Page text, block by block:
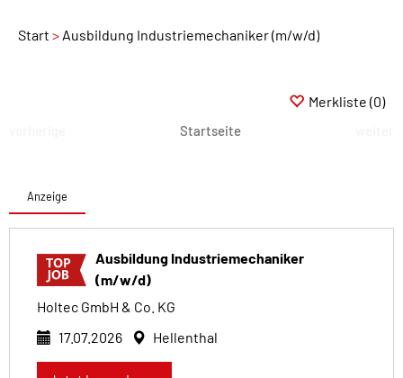
Start Ausbildung Industriemechaniker (m/w/d)
Merkliste (0)
Startseite
Anzeige
Ausbildung Industriemechaniker
(m/w/d)
Holtec GmbH & Co. KG
17.07.2026
Hellenthal